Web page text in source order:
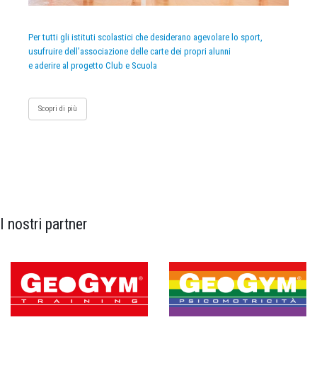
Per tutti gli istituti scolastici che desiderano agevolare lo sport,
usufruire dell’associazione delle carte dei propri alunni
e aderire al progetto Club e Scuola
Scopri di più
I nostri partner